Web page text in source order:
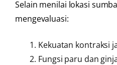
Selain menilai lokasi
mengevaluasi:
Kekuatan kontraksi
Fungsi paru dan